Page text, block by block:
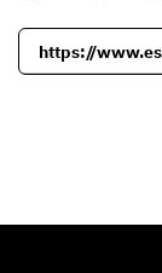
https://